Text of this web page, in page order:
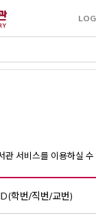
관 서비스를 이용하실 수
학번/직번/교번)